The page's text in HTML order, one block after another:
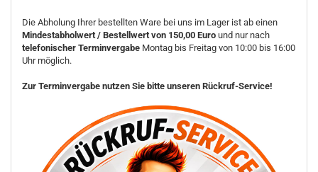
Die Abholung Ihrer bestellten Ware bei uns im Lager ist ab einen
Mindestabholwert / Bestellwert von 150,00 Euro und nur nach
telefonischer Terminvergabe Montag bis Freitag von 10:00 bis 16:00
Uhr möglich.
Zur Terminvergabe nutzen Sie bitte unseren Rückruf-Service!